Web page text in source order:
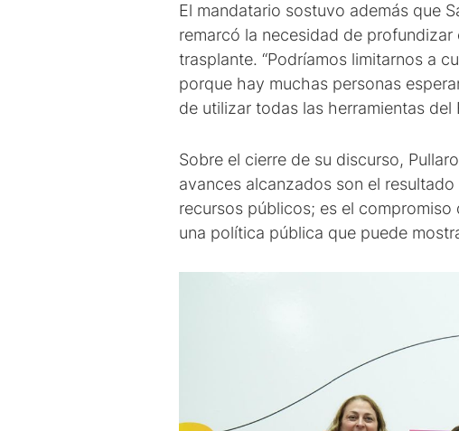
El mandatario sostuvo además que
remarcó la necesidad de
trasplante. “Podríamos limitarnos a
porque hay muchas personas
de utilizar todas las herramientas
Sobre el cierre de su discurso,
avances alcanzados son el
recursos públicos; es el
una política pública que puede